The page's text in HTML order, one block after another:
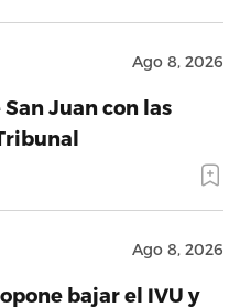
Ago 8, 2026
Juan con las
Ago 8, 2026
bajar el IVU y